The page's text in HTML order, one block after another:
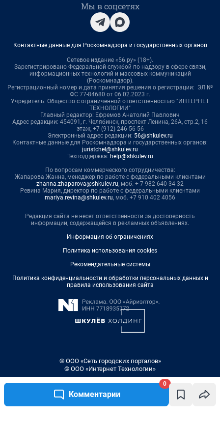
Комментарии
0
Мы в соцсетях
Контактные данные для Роскомнадзора и государственных органов
Сетевое издание «56.ру» (18+).
Зарегистрировано Федеральной службой по надзору в сфере связи,
информационных технологий и массовых коммуникаций
(Роскомнадзор).
Регистрационный номер и дата принятия решения о регистрации: ЭЛ №
ФС 77-84680 от 06.02.2023 г.
Учредитель: Общество с ограниченной ответственностью "ИНТЕРНЕТ
ТЕХНОЛОГИИ"
Главный редактор: Ефремов Анатолий Павлович
Адрес редакции: 454091, г. Челябинск, проспект Ленина, 26А, стр.2, 16
этаж, +7 (912) 246-56-56
Электронный адрес редакции: 56@shkulev.ru
Контактные данные для Роскомнадзора и государственных органов:
juristchel@shkulev.ru
Техподдержка: help@shkulev.ru
По вопросам коммерческого сотрудничества:
Жапарова Жанна, менеджер по работе с федеральными клиентами
zhanna.zhaparova@shkulev.ru, моб. + 7 982 640 34 32
Ревина Мария, директор по работе с федеральными клиентами
mariya.revina@shkulev.ru, моб. +7 910 402 4056
Редакция сайта не несет ответственности за достоверность
информации, содержащейся в рекламных объявлениях.
Информация об ограничениях
Политика использования cookies
Рекомендательные системы
Политика конфиденциальности и обработки персональных данных и
правила использования сайта
© ООО «Сеть городских порталов»
© ООО «Интернет Технологии»